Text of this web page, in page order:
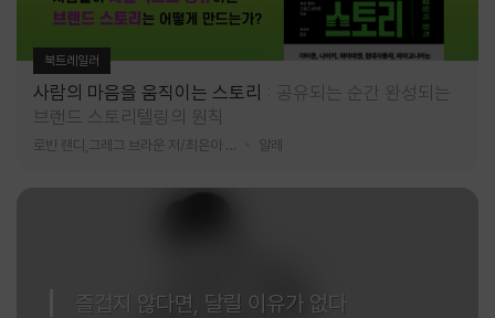
북트레일러
사람의 마음을 움직이는 스토리
공유되는 순간 완성되는
브랜드 스토리텔링의 원칙
알레
즐겁지 않다면, 달릴 이유가 없다